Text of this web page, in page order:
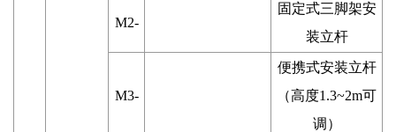
M2-
固定式三脚架安
装立杆
M3-
便携式安装立杆
（高度1.3~2m可
调）